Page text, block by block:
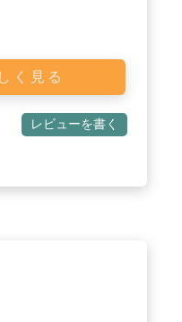
く見る
レビューを書く